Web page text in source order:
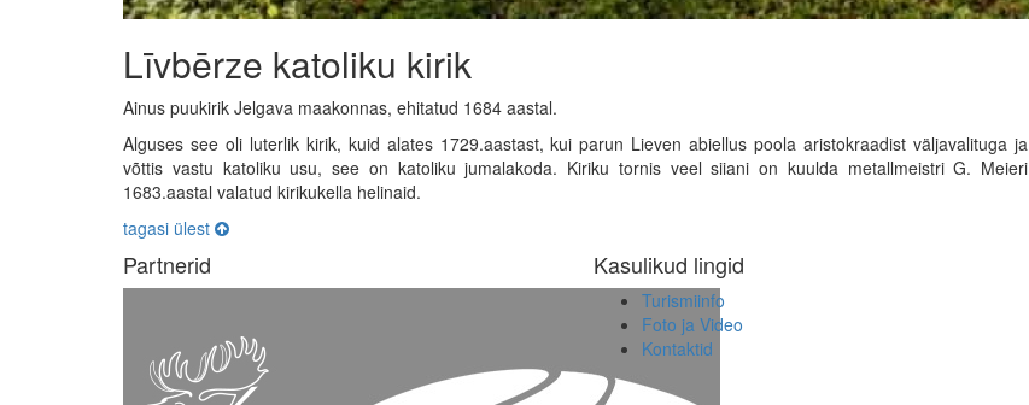
Līvbērze katoliku kirik
Ainus puukirik Jelgava maakonnas, ehitatud 1684 aastal.
Alguses see oli luterlik kirik, kuid alates 1729.aastast, kui parun Lieven abiellus poola aristokraadist väljavalituga ja
võttis vastu katoliku usu, see on katoliku jumalakoda. Kiriku tornis veel siiani on kuulda metallmeistri G. Meieri
1683.aastal valatud kirikukella helinaid.
tagasi ülest
Partnerid Kasulikud lingid
Turismiinfo
Foto ja Video
Kontaktid